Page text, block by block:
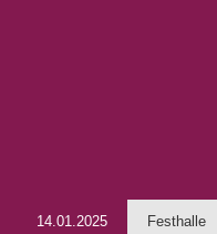
14.01.2025 Festhalle